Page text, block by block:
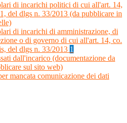
di incarichi politici di cui all'art. 14,
del dlgs n. 33/2013 (da pubblicare in
di incarichi di amministrazione, di
o di governo di cui all'art. 14, co.
del dlgs n. 33/2013 1
dall'incarico (documentazione da
sul sito web)
mancata comunicazione dei dati